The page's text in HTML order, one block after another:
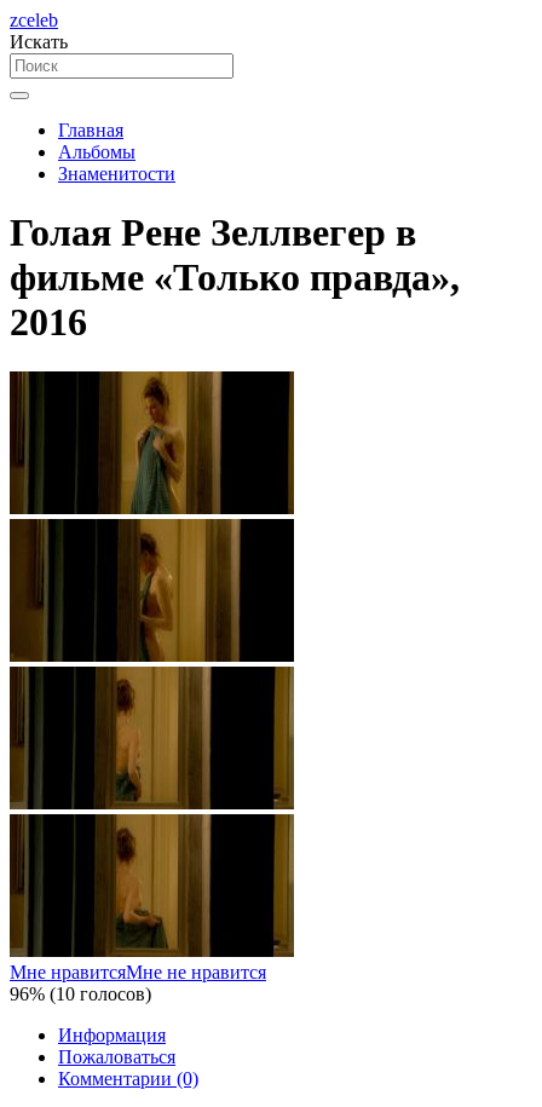
zceleb
Искать
Главная
Альбомы
Знаменитости
Голая Рене Зеллвегер в
фильме «Только правда»,
2016
Мне нравитсяМне не нравится
96% (10 голосов)
Информация
Пожаловаться
Комментарии (0)